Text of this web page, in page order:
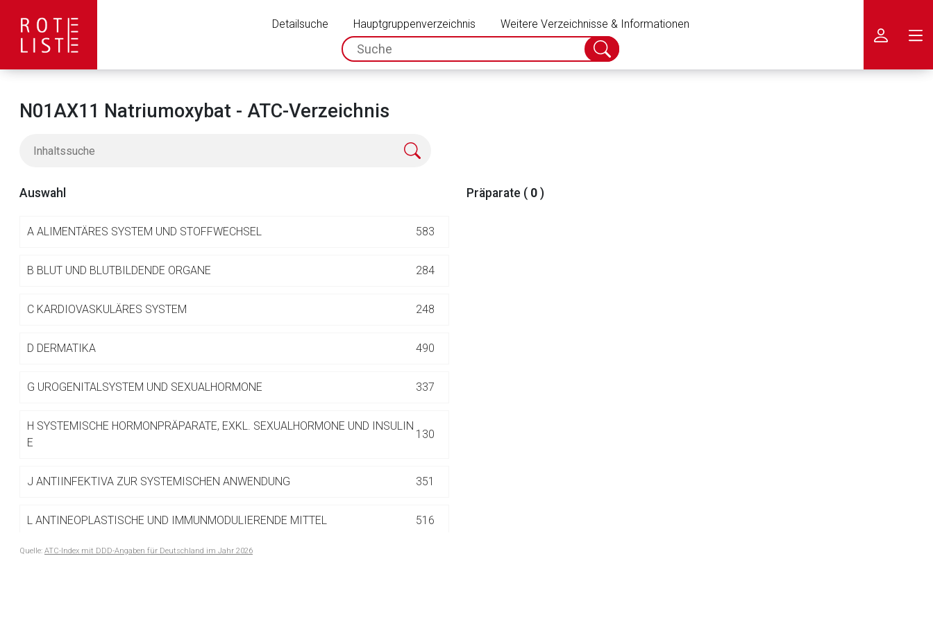
Detailsuche Hauptgruppenverzeichnis
Weitere Verzeichnisse & Informationen
spc.search.input.placeholder
Suche
abschicken
N01AX11 Natriumoxybat - ATC-Verzeichnis
Auswahl
A ALIMENTÄRES SYSTEM UND STOFFWECHSEL 583
B BLUT UND BLUTBILDENDE ORGANE 284
C KARDIOVASKULÄRES SYSTEM 248
D DERMATIKA 490
G UROGENITALSYSTEM UND SEXUALHORMONE 337
H SYSTEMISCHE HORMONPRÄPARATE, EXKL. SEXUALHORMONE UND INSULIN
E
130
J ANTIINFEKTIVA ZUR SYSTEMISCHEN ANWENDUNG 351
L ANTINEOPLASTISCHE UND IMMUNMODULIERENDE MITTEL 516
MUSKEL- UND SKELETTSYSTEM
Quelle: ATC-Index mit DDD-Angaben für Deutschland im Jahr 2026
Präparate ( 0 )
Aufruf einer externen Seite
Der von Ihnen aufgerufene Link öffnet eine externe Web-Seite. Für die Inhalte der externen Web-Seite ist deren